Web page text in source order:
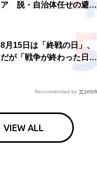
ア 脱・自治体任せの避難
所運営、被災者への温かい
8月15日は「終戦の日」、
だが「戦争が終わった日」
は国によって異なる？
Recommended by
VIEW ALL